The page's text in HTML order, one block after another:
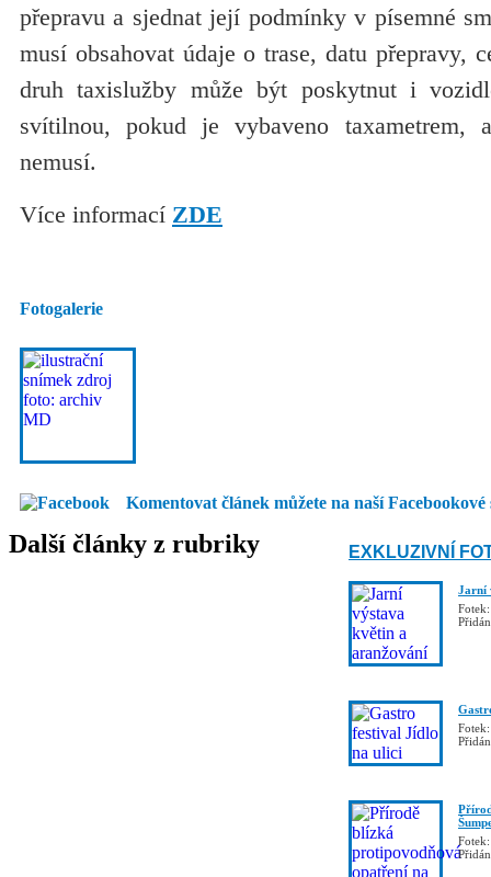
přepravu a sjednat její podmínky v písemné
musí obsahovat údaje o trase, datu přepravy,
druh taxislužby může být poskytnut i
svítilnou, pokud je vybaveno taxametrem,
nemusí.
Více informací ZDE
Fotogalerie
Komentovat článek můžete na naší Facebookové
Další články z rubriky EXKLUZIVNÍ
Jarní